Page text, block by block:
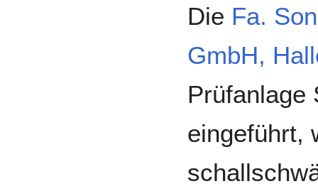
Die Fa.
GmbH,
Prüfanlage
eingeführt,